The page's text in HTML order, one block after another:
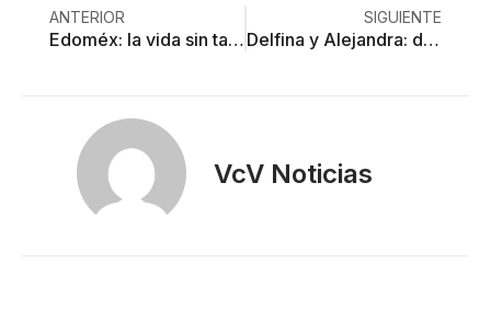
ANTERIOR
Edoméx: la vida sin tabaco
SIGUIENTE
Delfina y Alejandra: duelo electoral de puras palabras
VcV Noticias